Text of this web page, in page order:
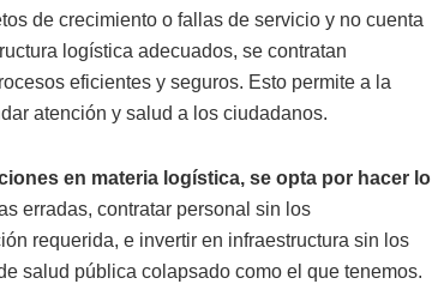
de crecimiento o fallas de servicio y no cuenta
logística adecuados, se contratan
eficientes y seguros. Esto permite a la
atención y salud a los ciudadanos.
en materia logística, se opta por hacer lo
erradas, contratar personal sin los
requerida, e invertir en infraestructura sin los
salud pública colapsado como el que tenemos.